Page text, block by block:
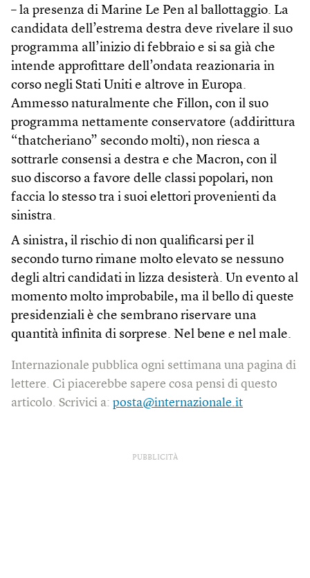
– la presenza di Marine Le Pen al ballottaggio. La
candidata dell’estrema destra deve rivelare il suo
programma all’inizio di febbraio e si sa già che
intende approfittare dell’ondata reazionaria in
corso negli Stati Uniti e altrove in Europa.
Ammesso naturalmente che Fillon, con il suo
programma nettamente conservatore (addirittura
“thatcheriano” secondo molti), non riesca a
sottrarle consensi a destra e che Macron, con il
suo discorso a favore delle classi popolari, non
faccia lo stesso tra i suoi elettori provenienti da
sinistra.
A sinistra, il rischio di non qualificarsi per il
secondo turno rimane molto elevato se nessuno
degli altri candidati in lizza desisterà. Un evento al
momento molto improbabile, ma il bello di queste
presidenziali è che sembrano riservare una
quantità infinita di sorprese. Nel bene e nel male.
Internazionale pubblica ogni settimana una pagina di
lettere. Ci piacerebbe sapere cosa pensi di questo
articolo. Scrivici a: posta@internazionale.it
PUBBLICITÀ